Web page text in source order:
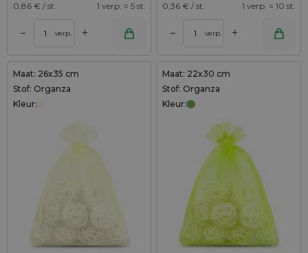
0,86 € / st. 1 verp. = 5 st.
– verp. +
0,36 € / st. 1 verp. = 10 st.
– verp. +
Maat: 26x35 cm
Stof: Organza
Kleur:
Maat: 22x30 cm
Stof: Organza
Kleur: